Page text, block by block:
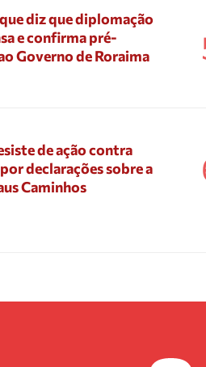
diz que diplomação
e confirma pré-
Governo de Roraima
de ação contra
declarações sobre a
Caminhos